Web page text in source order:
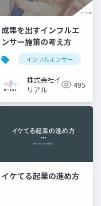
ソーシャルマーケティング 企
成果を出すインフルエ
ンサー施策の考え方
インフルエンサー
株式会社イ
リアル
495
イケてる起業の進め方